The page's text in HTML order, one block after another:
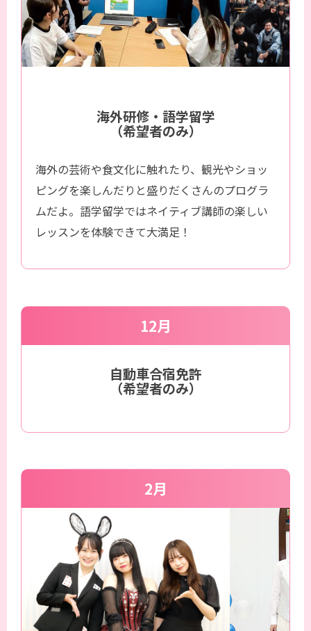
海外研修・語学留学
（希望者のみ）
海外の芸術や食文化に触れたり、観光やショッ
ピングを楽しんだりと盛りだくさんのプログラ
ムだよ。語学留学ではネイティブ講師の楽しい
レッスンを体験できて大満足！
12月
自動車合宿免許
（希望者のみ）
2月